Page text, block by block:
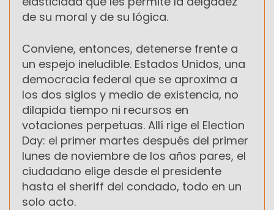
de su moral y de su lógica.
Conviene, entonces, detenerse frente a
un espejo ineludible. Estados Unidos, una
democracia federal que se aproxima a
los dos siglos y medio de existencia, no
dilapida tiempo ni recursos en
votaciones perpetuas. Allí rige el Election
Day: el primer martes después del primer
lunes de noviembre de los años pares, el
ciudadano elige desde el presidente
hasta el sheriff del condado, todo en un
solo acto.